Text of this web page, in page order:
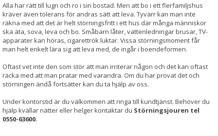
Alla har rätt till lugn och ro i sin bostad. Men att bo i ett flerfamiljshus
kräver även tolerans för andras sätt att leva. Tyvärr kan man inte
räkna med att det är helt störningsfritt i ett hus där många människor
ska äta, sova, leva och bo. Småbarn låter, vattenledningar brusar, TV-
apparater kan höras, cigarettrök luktar. Vissa störningsmoment får
man helt enkelt lära sig att leva med, de ingår i boendeformen.
Oftast vet inte den som stör att man irriterar någon och det kan oftast
räcka med att man pratar med varandra. Om du har provat det och
störningen ändå fortsätter kan du ta hjälp av oss.
Under kontorstid är du välkommen att ringa till kundtjänst. Behöver du
hjälp kvällar nätter eller helger kontaktar du Störningsjouren tel
0550-63600.